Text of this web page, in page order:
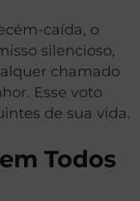
caída, o
silencioso,
chamado
Esse voto
de sua vida.
Todos